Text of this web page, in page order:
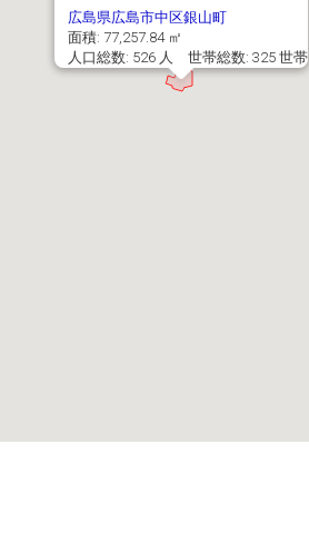
広島県広島市中区銀山町
面積: 77,257.84 ㎡
人口総数: 526 人 世帯総数: 325 世帯